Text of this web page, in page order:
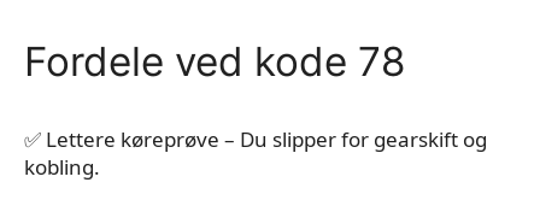
Fordele ved kode 78
✅ Lettere køreprøve – Du slipper for gearskift og
kobling.